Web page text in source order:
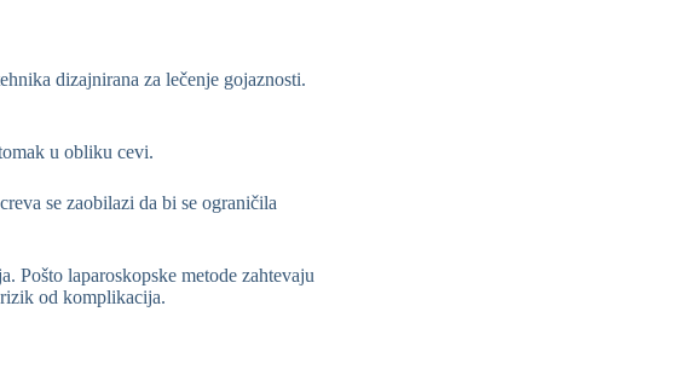
dizajnirana za lečenje gojaznosti.
u obliku cevi.
se zaobilazi da bi se ograničila
Pošto laparoskopske metode zahtevaju
od komplikacija.